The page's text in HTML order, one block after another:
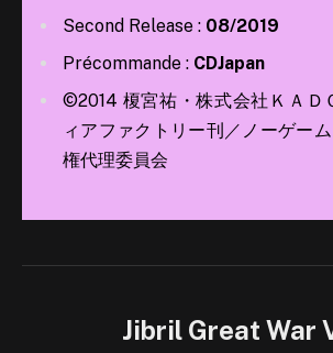
Second Release : 08/2019
Précommande : CDJapan
©2014 榎宮祐・株式会社ＫＡＤ
ィアファクトリー刊／ノーゲー
権代理委員会
Jibril Great War